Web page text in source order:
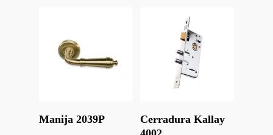
Leer Más
Manija 2039P
Cerradura Kallay